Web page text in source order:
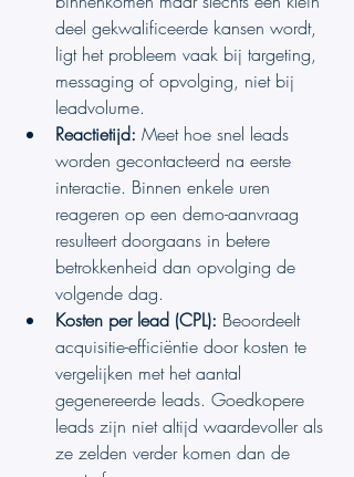
deel gekwalificeerde kansen wordt,
ligt het probleem vaak bij targeting,
messaging of opvolging, niet bij
leadvolume.
Reactietijd: Meet hoe snel leads
worden gecontacteerd na eerste
interactie. Binnen enkele uren
reageren op een demo-aanvraag
resulteert doorgaans in betere
betrokkenheid dan opvolging de
volgende dag.
Kosten per lead (CPL): Beoordeelt
acquisitie-efficiëntie door kosten te
vergelijken met het aantal
gegenereerde leads. Goedkopere
leads zijn niet altijd waardevoller als
ze zelden verder komen dan de